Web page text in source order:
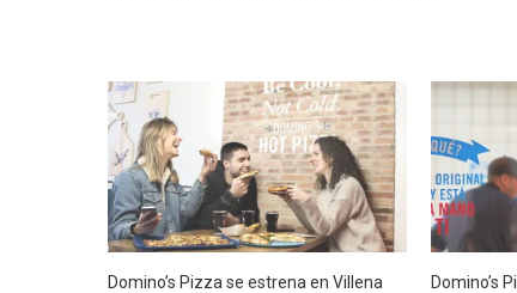
​Domino’s Pizza se estrena en Villena
​Domino’s